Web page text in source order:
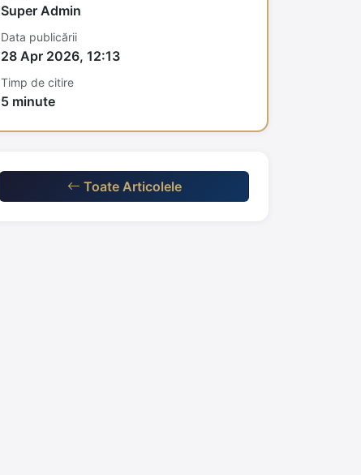
Super Admin
Data publicării
28 Apr 2026, 12:13
Timp de citire
5 minute
Toate Articolele